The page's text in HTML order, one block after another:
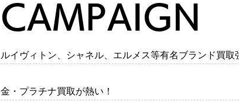
CAMPAIGN
ルイヴィトン、シャネル、エルメス等有名ブランド買取
金・プラチナ買取が熱い！